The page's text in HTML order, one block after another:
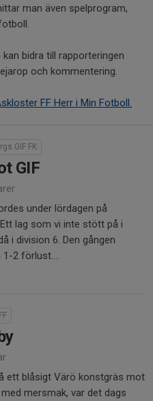
man även spelprogram,
bidra till rapporteringen
och kommentering.
FF Herr i Min Fotboll.
GIF FK
GIF
under lördagen på
lag som vi inte stött på i
i division 6. Den gången
2 förlust....
ett blåsigt Värö konstgräs mot
mersmak, var det dags